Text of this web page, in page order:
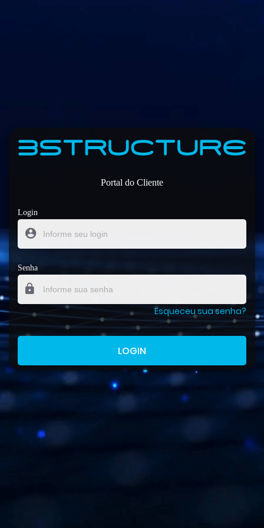
Portal do Cliente
Login
Senha
Esqueceu sua senha?
LOGIN
Ainda não possui cadastro? Cadastre-se aqui